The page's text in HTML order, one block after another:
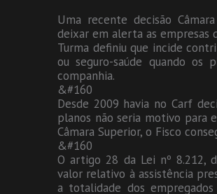
Uma recente decisão
deixar em alerta as empresas
Turma definiu que incide
ou seguro-saúde quando os
companhia.
&#160
Desde 2009 havia no Carf
planos não seria motivo para
Câmara Superior, o Fisco
&#160
O artigo 28 da Lei nº 8.212,
valor relativo à assistência
a totalidade dos